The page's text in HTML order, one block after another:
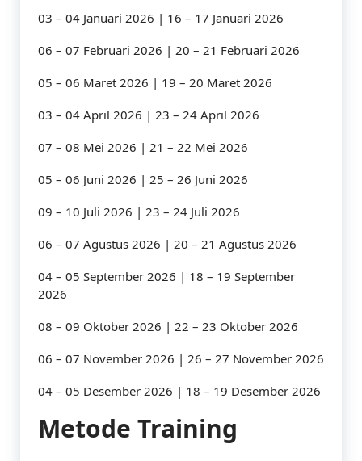
03 – 04 Januari 2026 | 16 – 17 Januari 2026
06 – 07 Februari 2026 | 20 – 21 Februari 2026
05 – 06 Maret 2026 | 19 – 20 Maret 2026
03 – 04 April 2026 | 23 – 24 April 2026
07 – 08 Mei 2026 | 21 – 22 Mei 2026
05 – 06 Juni 2026 | 25 – 26 Juni 2026
09 – 10 Juli 2026 | 23 – 24 Juli 2026
06 – 07 Agustus 2026 | 20 – 21 Agustus 2026
04 – 05 September 2026 | 18 – 19 September
2026
08 – 09 Oktober 2026 | 22 – 23 Oktober 2026
06 – 07 November 2026 | 26 – 27 November 2026
04 – 05 Desember 2026 | 18 – 19 Desember 2026
Metode Training